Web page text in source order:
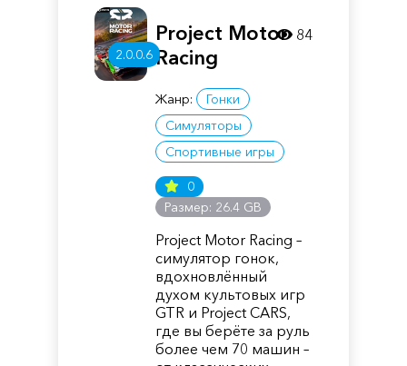
2.0.0.6
Project Motor
Racing
Жанр:
Гонки
Симуляторы
Спортивные игры
0
Размер: 26.4 GB
Project Motor Racing –
симулятор гонок,
вдохновлённый
духом культовых игр
GTR и Project CARS,
где вы берёте за руль
более чем 70 машин –
84